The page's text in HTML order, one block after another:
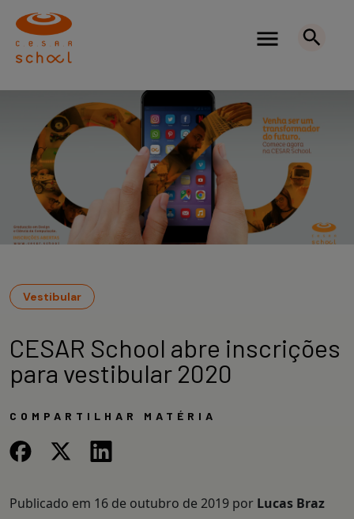
Vestibular
CESAR School abre inscrições
para vestibular 2020
COMPARTILHAR MATÉRIA
Publicado em 16 de outubro de 2019 por Lucas Braz